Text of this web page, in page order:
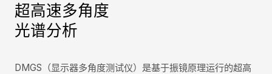
超高速多角度
光谱分析
DMGS（显示器多角度测试仪）是基于振镜原理运行的超高